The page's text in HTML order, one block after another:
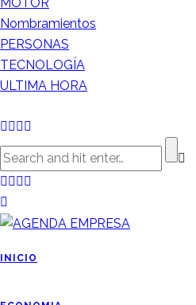
MOTOR
Nombramientos
PERSONAS
TECNOLOGÍA
ULTIMA HORA
INICIO